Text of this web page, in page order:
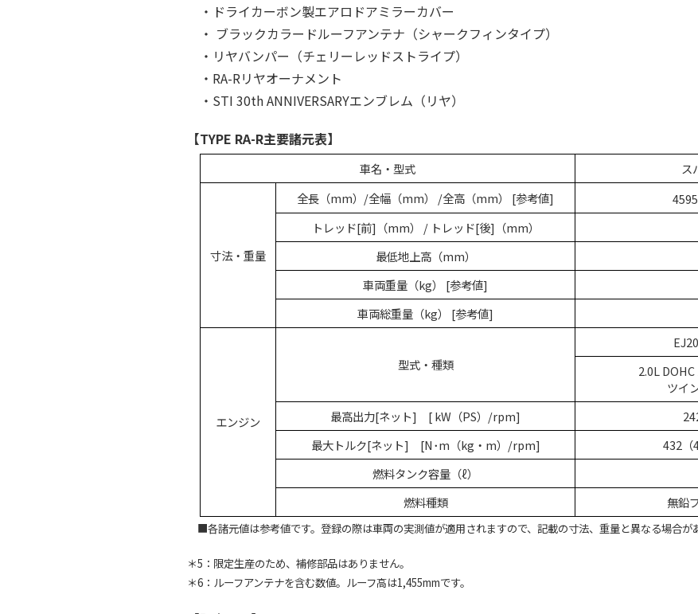
・ドライカーボン製エアロドアミラーカバー
・ ブラックカラードルーフアンテナ（シャークフィンタイプ）
・リヤバンパー（チェリーレッドストライプ）
・RA-Rリヤオーナメント
・STI 30th ANNIVERSARYエンブレム（リヤ）
【TYPE RA-R主要諸元表】
車名・型式 ス
寸法・重量
全長（mm）/全幅（mm） /全高（mm） [参考値]
トレッド[前]（mm） / トレッド[後]（mm）
最低地上高（mm）
車両重量（kg） [参考値]
車両総重量（kg） [参考値]
エンジン
型式・種類
2.0L
ツイ
最高出力[ネット] [ kW（PS）/rpm]
最大トルク[ネット] [N･m（kg・m）/rpm]
432（
燃料タンク容量（ℓ）
燃料種類
無鉛
■各諸元値は参考値です。登録の際は車両の実測値が適用されますので、記載の寸法、重量と異なる場合が
＊5：限定生産のため、補修部品はありません。
＊6：ルーフアンテナを含む数値。ルーフ高は1,455mmです。